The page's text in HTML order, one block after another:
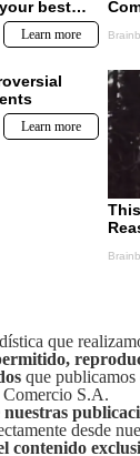
que
que publicamos
Comercio S.A.
desde
contenido